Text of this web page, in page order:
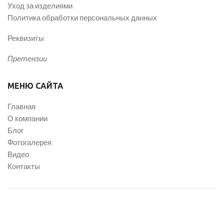
Уход за изделиями
Политика обработки персональных данных
Реквизиты
Претензии
МЕНЮ САЙТА
Главная
О компании
Блог
Фотогалерея
Видео
Контакты